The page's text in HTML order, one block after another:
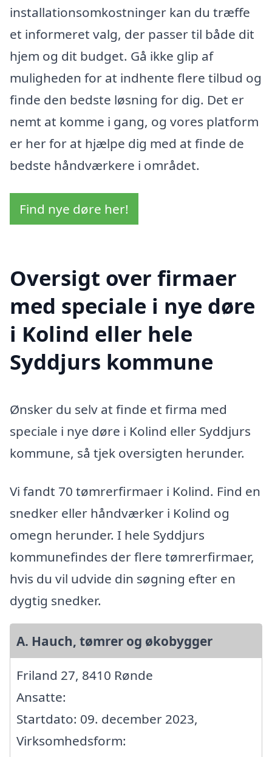
installationsomkostninger kan du træffe
et informeret valg, der passer til både dit
hjem og dit budget. Gå ikke glip af
muligheden for at indhente flere tilbud og
finde den bedste løsning for dig. Det er
nemt at komme i gang, og vores platform
er her for at hjælpe dig med at finde de
bedste håndværkere i området.
Find nye døre her!
Oversigt over firmaer
med speciale i nye døre
i Kolind eller hele
Syddjurs kommune
Ønsker du selv at finde et firma med
speciale i nye døre i Kolind eller Syddjurs
kommune, så tjek oversigten herunder.
Vi fandt 70 tømrerfirmaer i Kolind. Find en
snedker eller håndværker i Kolind og
omegn herunder. I hele Syddjurs
kommunefindes der flere tømrerfirmaer,
hvis du vil udvide din søgning efter en
dygtig snedker.
A. Hauch, tømrer og økobygger
Friland 27, 8410 Rønde
Ansatte:
Startdato: 09. december 2023,
Virksomhedsform: